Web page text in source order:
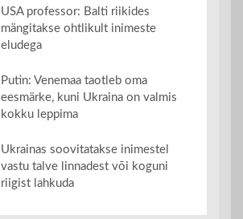
USA professor: Balti riikides
mängitakse ohtlikult inimeste
eludega
Putin: Venemaa taotleb oma
eesmärke, kuni Ukraina on valmis
kokku leppima
Ukrainas soovitatakse inimestel
vastu talve linnadest või koguni
riigist lahkuda